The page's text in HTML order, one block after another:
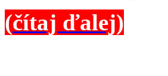
(čítaj ďalej)